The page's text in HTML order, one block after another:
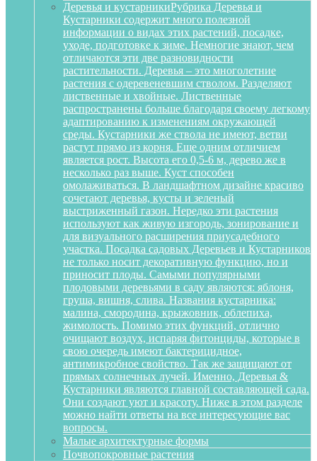
Деревья и кустарникиРубрика Деревья и
Кустарники содержит много полезной
информации о видах этих растений, посадке,
уходе, подготовке к зиме. Немногие знают, чем
отличаются эти две разновидности
растительности. Деревья – это многолетние
растения с одеревеневшим стволом. Разделяют
лиственные и хвойные. Лиственные
распространены больше благодаря своему легкому
адаптированию к изменениям окружающей
среды. Кустарники же ствола не имеют, ветви
растут прямо из корня. Еще одним отличием
является рост. Высота его 0,5-6 м, дерево же в
несколько раз выше. Куст способен
омолаживаться. В ландшафтном дизайне красиво
сочетают деревья, кусты и зеленый
выстриженный газон. Нередко эти растения
используют как живую изгородь, зонирование и
для визуального расширения приусадебного
участка. Посадка садовых Деревьев и Кустарников
не только носит декоративную функцию, но и
приносит плоды. Самыми популярными
плодовыми деревьями в саду являются: яблоня,
груша, вишня, слива. Названия кустарника:
малина, смородина, крыжовник, облепиха,
жимолость. Помимо этих функций, отлично
очищают воздух, испаряя фитонциды, которые в
свою очередь имеют бактерицидное,
антимикробное свойство. Так же защищают от
прямых солнечных лучей. Именно, Деревья &
Кустарники являются главной составляющей сада.
Они создают уют и красоту. Ниже в этом разделе
можно найти ответы на все интересующие вас
вопросы.
Малые архитектурные формы
Почвопокровные растения